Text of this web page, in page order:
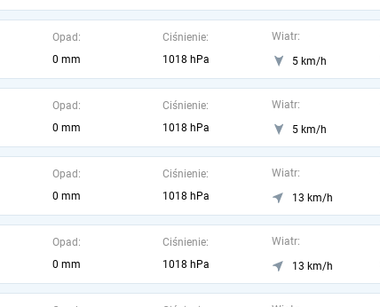
Opad:
0 mm
Ciśnienie:
1018 hPa
Wiatr:
5 km/h
Opad:
0 mm
Ciśnienie:
1018 hPa
Wiatr:
5 km/h
Opad:
0 mm
Ciśnienie:
1018 hPa
Wiatr:
13 km/h
Opad:
0 mm
Ciśnienie:
1018 hPa
Wiatr:
13 km/h